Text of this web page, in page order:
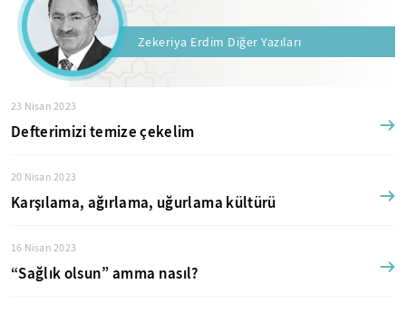
Zekeriya Erdim Diğer Yazıları
23 Nisan 2023
Defterimizi temize çekelim
20 Nisan 2023
Karşılama, ağırlama, uğurlama kültürü
16 Nisan 2023
“Sağlık olsun” amma nasıl?